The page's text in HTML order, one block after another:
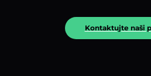
Kontaktujte naši